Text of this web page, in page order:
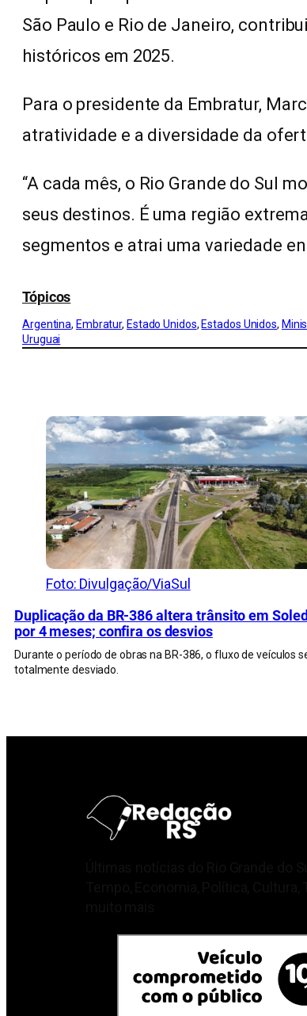
São Paulo e Rio de Janeiro,
históricos em 2025.
Para o presidente da Embratur,
atratividade e a diversidade da
“A cada mês, o Rio Grande do Sul
seus destinos. É uma região
segmentos e atrai uma variedade
Tópicos
Argentina, Embratur, Estado Unidos, Estados Unidos,
Uruguai
Foto: Divulgação/ViaSul
Duplicação da BR-386 altera trânsito em
por 4 meses; confira os desvios
Durante o período de obras na BR-386, o fluxo de veículos
totalmente desviado.